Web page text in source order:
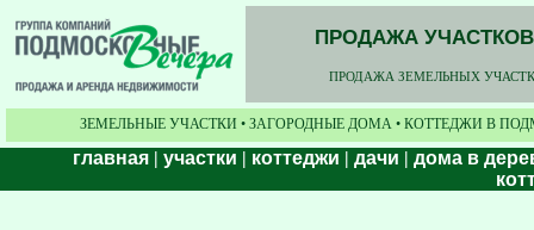
ПРОДАЖА
ПРОДАЖА ЗЕМЕЛЬНЫХ
ЗЕМЕЛЬНЫЕ УЧАСТКИ • ЗАГОРОДНЫЕ ДОМА • КОТТЕДЖИ В
главная | участки | коттеджи | дачи | дома в